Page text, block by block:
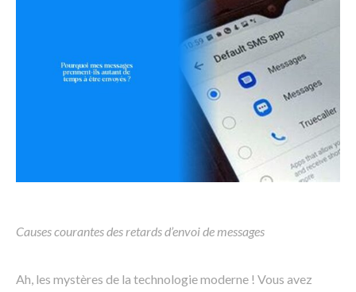
Causes courantes des retards d’envoi de messages
Ah, les mystères de la technologie moderne ! Vous avez